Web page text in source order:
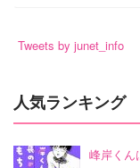
Tweets by junet_info
人気ランキング
峰岸くん